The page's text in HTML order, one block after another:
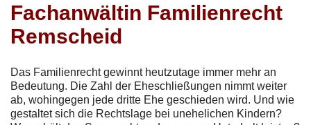
Fachanwältin Familienrecht
Remscheid
Das Familienrecht gewinnt heutzutage immer mehr an
Bedeutung. Die Zahl der Eheschließungen nimmt weiter
ab, wohingegen jede dritte Ehe geschieden wird. Und wie
gestaltet sich die Rechtslage bei unehelichen Kindern?